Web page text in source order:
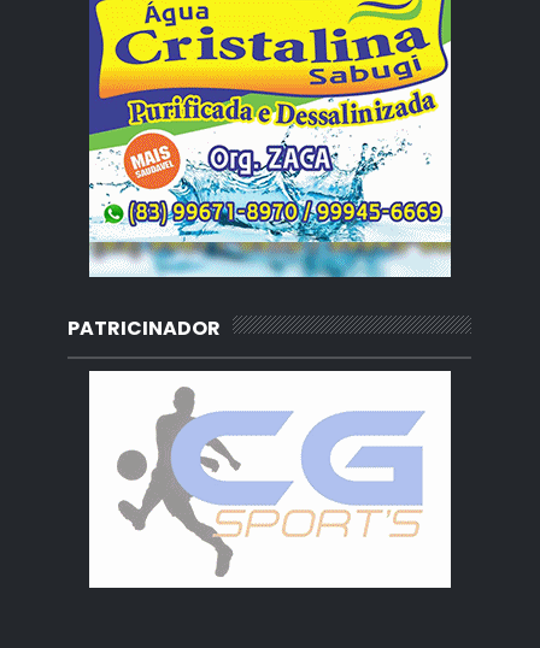
PATRICINADOR